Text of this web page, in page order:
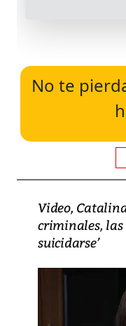
No te
Video,
criminales, las
suicidarse’